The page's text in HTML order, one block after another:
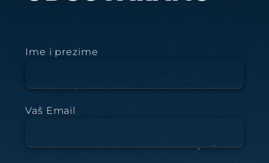
Ime i prezime
Vaš Email